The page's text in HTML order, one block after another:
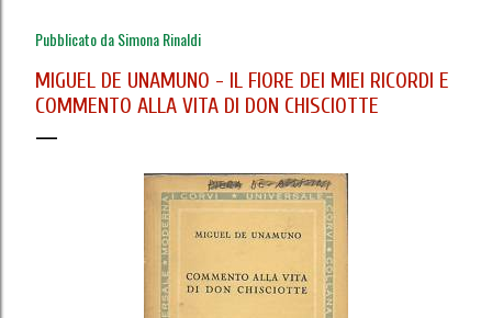
Pubblicato daSimona Rinaldi
MIGUEL DE UNAMUNO - IL FIORE DEI MIEI RICORDI E
COMMENTO ALLA VITA DI DON CHISCIOTTE